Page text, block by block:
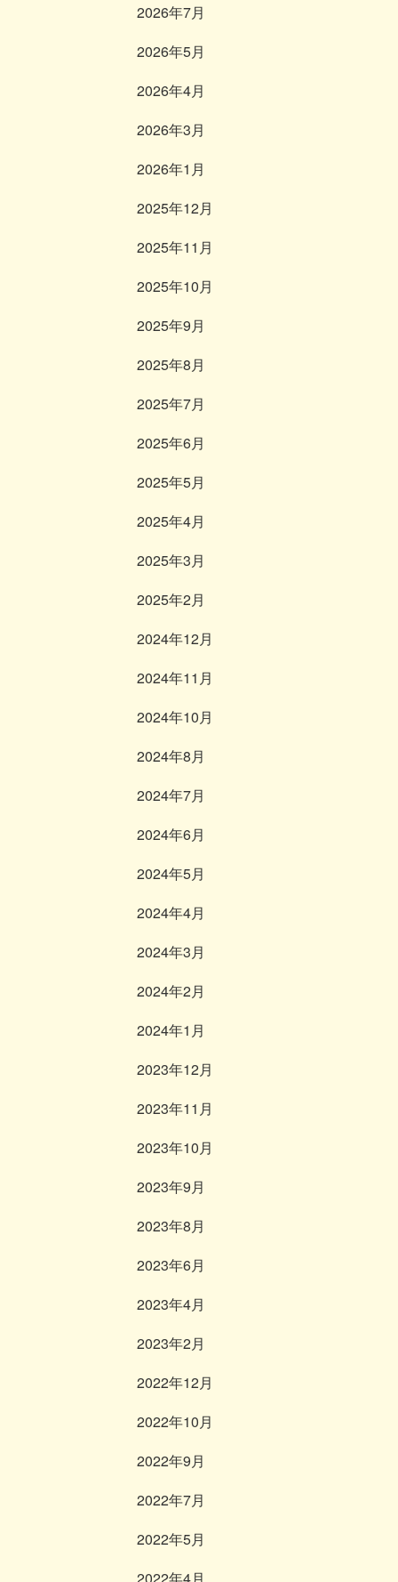
2026年7月
2026年5月
2026年4月
2026年3月
2026年1月
2025年12月
2025年11月
2025年10月
2025年9月
2025年8月
2025年7月
2025年6月
2025年5月
2025年4月
2025年3月
2025年2月
2024年12月
2024年11月
2024年10月
2024年8月
2024年7月
2024年6月
2024年5月
2024年4月
2024年3月
2024年2月
2024年1月
2023年12月
2023年11月
2023年10月
2023年9月
2023年8月
2023年6月
2023年4月
2023年2月
2022年12月
2022年10月
2022年9月
2022年7月
2022年5月
2022年4月